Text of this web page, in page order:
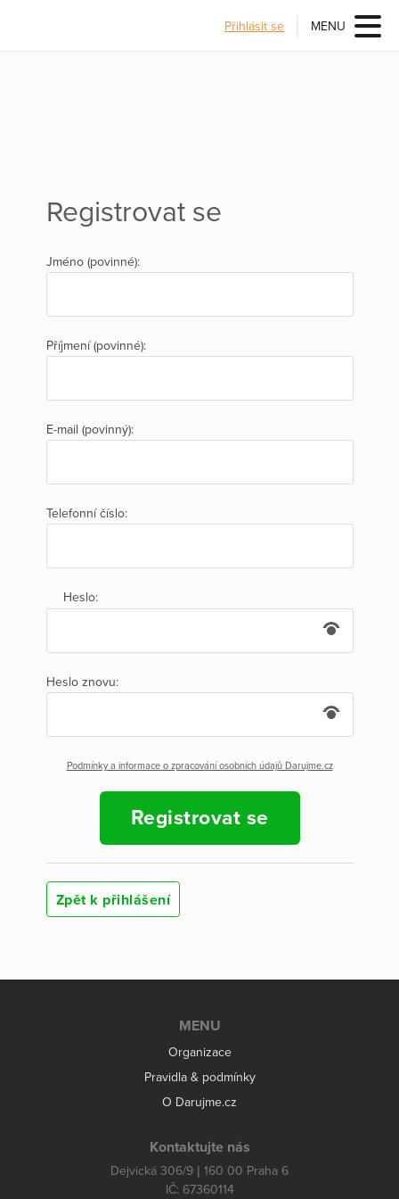
Přihlásit se MENU
Registrovat se
Jméno (povinné):
Příjmení (povinné):
E-mail (povinný):
Telefonní číslo:
Heslo:
Heslo znovu:
Podmínky a informace o zpracování osobních údajů Darujme.cz
Registrovat se
Zpět k přihlášení
MENU
Organizace
Pravidla & podmínky
O Darujme.cz
Kontaktujte nás
Dejvická 306/9 | 160 00 Praha 6
IČ: 67360114